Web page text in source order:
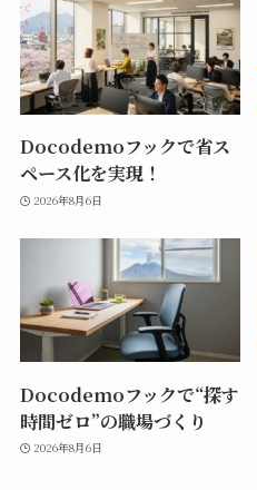
Docodemoフックで省ス
ペース化を実現！
2026年8月6日
Docodemoフックで“探す
時間ゼロ”の職場づくり
2026年8月6日